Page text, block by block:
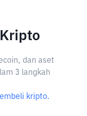
dan aset
3 langkah
kripto.